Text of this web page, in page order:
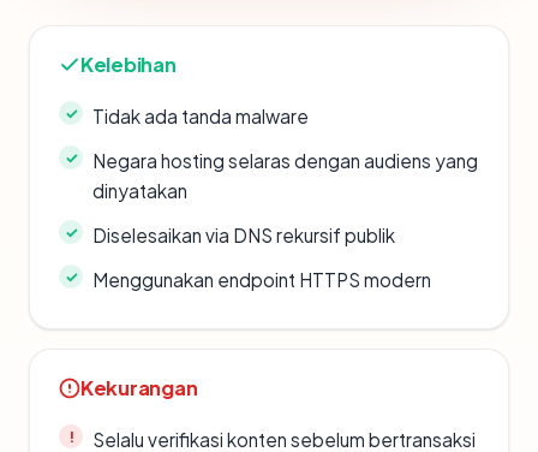
Kelebihan
Tidak ada tanda malware
Negara hosting selaras dengan audiens yang
dinyatakan
Diselesaikan via DNS rekursif publik
Menggunakan endpoint HTTPS modern
Kekurangan
Selalu verifikasi konten sebelum bertransaksi